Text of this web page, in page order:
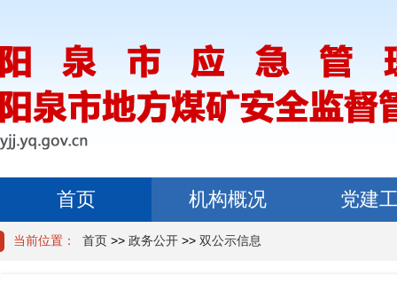
首页 机构概况 党建
当前位置： 首页 >> 政务公开 >> 双公示信息